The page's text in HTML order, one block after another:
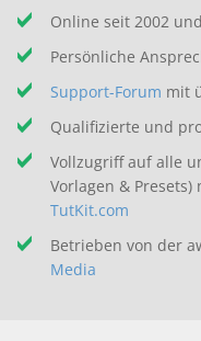
Online seit 2002
Persönliche
Support-Forum mit
Qualifizierte und
Vollzugriff auf alle
Vorlagen &
TutKit.com
Betrieben von der
Media